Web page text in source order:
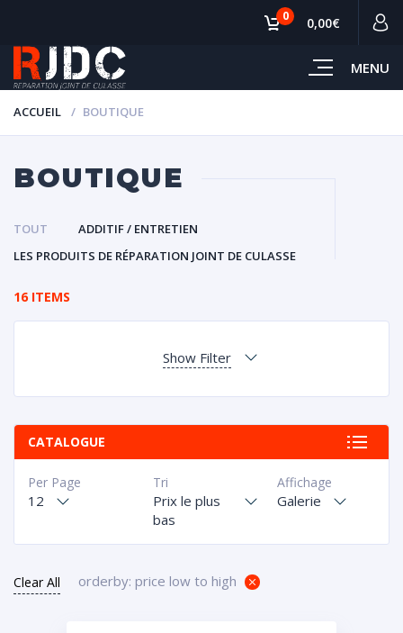
MENU
0 0,00€
ACCUEIL BOUTIQUE
BOUTIQUE
TOUT
ADDITIF / ENTRETIEN
LES PRODUITS DE RÉPARATION JOINT DE CULASSE
16 ITEMS
Show Filter
CATALOGUE
Affichage
Galerie
Tri
Prix le plus
bas
Per Page
12
Clear All orderby: price low to high